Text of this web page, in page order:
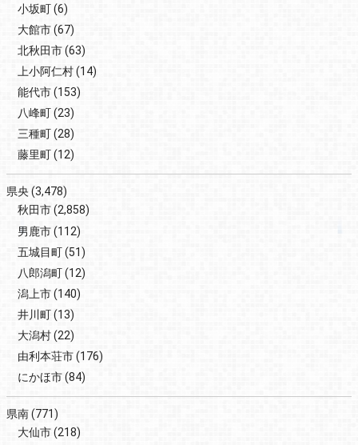
小坂町(6)
大館市(67)
北秋田市(63)
上小阿仁村(14)
能代市(153)
八峰町(23)
三種町(28)
藤里町(12)
県央 (3,478)
秋田市(2,858)
男鹿市(112)
五城目町(51)
八郎潟町(12)
潟上市(140)
井川町(13)
大潟村(22)
由利本荘市(176)
にかほ市(84)
県南(771)
大仙市(218)